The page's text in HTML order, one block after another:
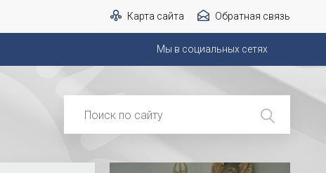
Карта сайта Обратная связь
Мы в социальных сетях